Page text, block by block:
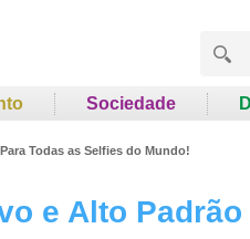
Sociedade
Todas as Selfies do Mundo!
e Alto Padrão